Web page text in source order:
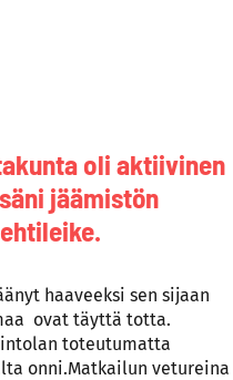
oli aktiivinen
jäämistön
haaveeksi sen sijaan
ovat täyttä totta.
toteutumatta
onni.Matkailun vetureina